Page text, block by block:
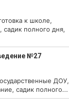
к школе,
садик полного дня,
№27
ДОУ,
садик полного...